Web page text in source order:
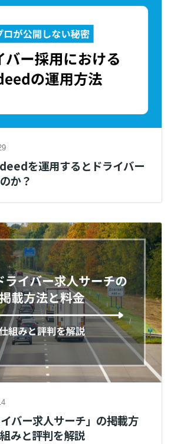
を運用するとドライバー
か？
イバー求人サーチ」の掲載方
みと評判を解説